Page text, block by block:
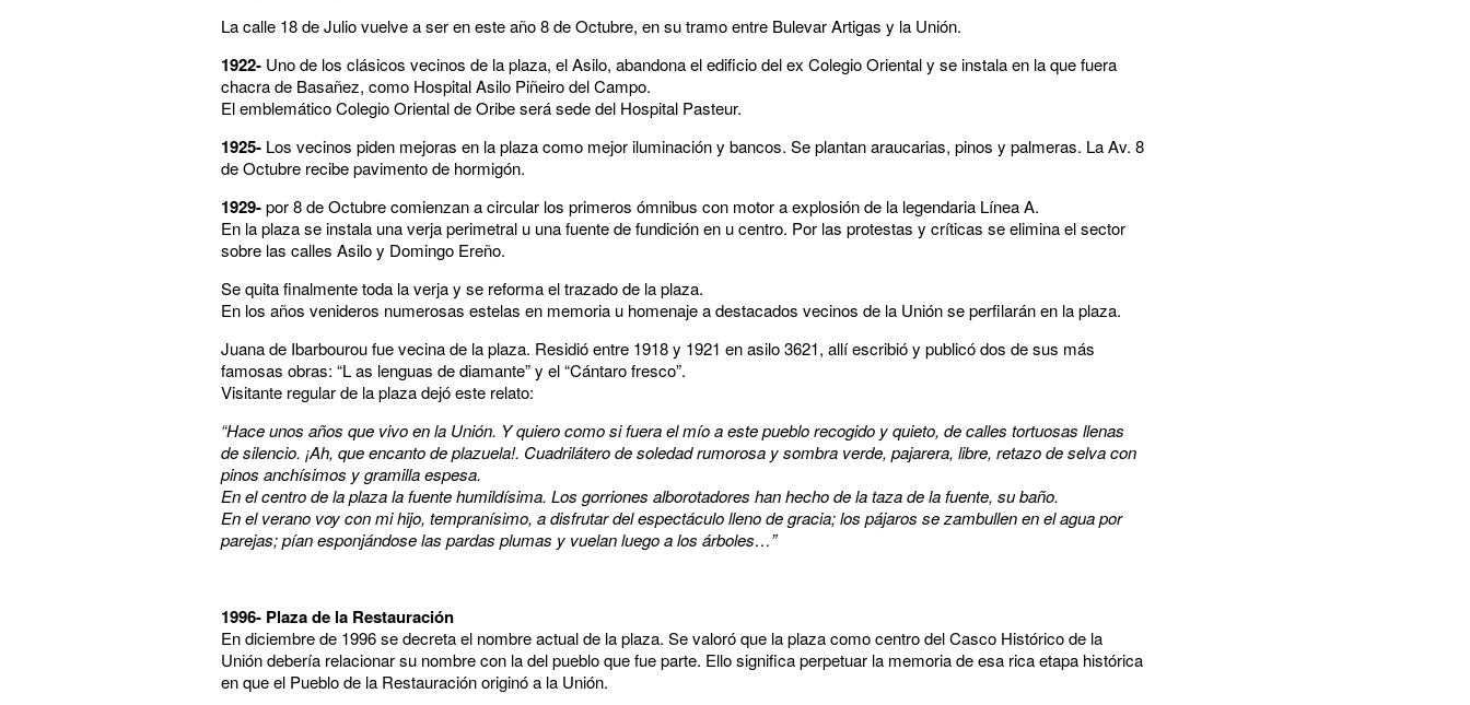
La calle 18 de Julio vuelve a ser en este año 8 de Octubre, en su tramo entre Bulevar Artigas y la Unión.
1922- Uno de los clásicos vecinos de la plaza, el Asilo, abandona el edificio del ex Colegio Oriental y se instala en la que fuera
chacra de Basañez, como Hospital Asilo Piñeiro del Campo.
El emblemático Colegio Oriental de Oribe será sede del Hospital Pasteur.
1925- Los vecinos piden mejoras en la plaza como mejor iluminación y bancos. Se plantan araucarias, pinos y palmeras. La Av. 8
de Octubre recibe pavimento de hormigón.
1929-por 8 de Octubre comienzan a circular los primeros ómnibus con motor a explosión de la legendaria Línea A.
En la plaza se instala una verja perimetral u una fuente de fundición en u centro. Por las protestas y críticas se elimina el sector
sobre las calles Asilo y Domingo Ereño.
Se quita finalmente toda la verja y se reforma el trazado de la plaza.
En los años venideros numerosas estelas en memoria u homenaje a destacados vecinos de la Unión se perfilarán en la plaza.
Juana de Ibarbourou fue vecina de la plaza. Residió entre 1918 y 1921 en asilo 3621, allí escribió y publicó dos de sus más
famosas obras: “L as lenguas de diamante” y el “Cántaro fresco”.
Visitante regular de la plaza dejó este relato:
“Hace unos años que vivo en la Unión. Y quiero como si fuera el mío a este pueblo recogido y quieto, de calles tortuosas llenas
de silencio. ¡Ah, que encanto de plazuela!. Cuadrilátero de soledad rumorosa y sombra verde, pajarera, libre, retazo de selva con
pinos anchísimos y gramilla espesa.
En el centro de la plaza la fuente humildísima. Los gorriones alborotadores han hecho de la taza de la fuente, su baño.
En el verano voy con mi hijo, tempranísimo, a disfrutar del espectáculo lleno de gracia; los pájaros se zambullen en el agua por
parejas; pían esponjándose las pardas plumas y vuelan luego a los árboles…”
1996- Plaza de la Restauración
En diciembre de 1996 se decreta el nombre actual de la plaza. Se valoró que la plaza como centro del Casco Histórico de la
Unión debería relacionar su nombre con la del pueblo que fue parte. Ello significa perpetuar la memoria de esa rica etapa histórica
en que el Pueblo de la Restauración originó a la Unión.